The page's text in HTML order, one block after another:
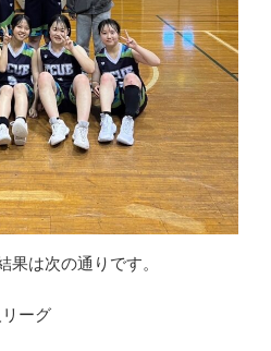
果は次の通りです。
ーグ